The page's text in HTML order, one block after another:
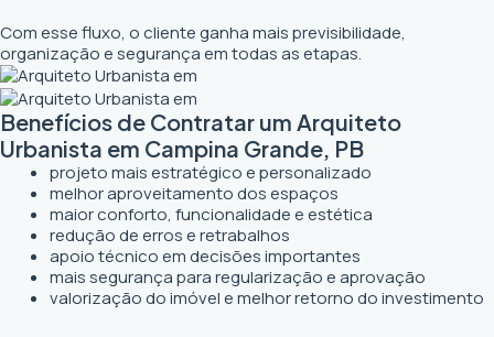
Com esse fluxo, o cliente ganha mais previsibilidade,
organização e segurança em todas as etapas.
Benefícios de Contratar um Arquiteto
Urbanista em Campina Grande, PB
projeto mais estratégico e personalizado
melhor aproveitamento dos espaços
maior conforto, funcionalidade e estética
redução de erros e retrabalhos
apoio técnico em decisões importantes
mais segurança para regularização e aprovação
valorização do imóvel e melhor retorno do investimento